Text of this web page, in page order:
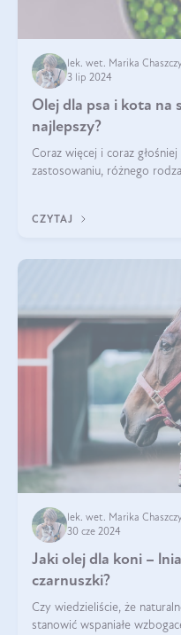
lek. wet. Marika
3 lip 2024
Olej dla psa i kota na
najlepszy?
Coraz więcej i coraz
zastosowaniu, różnego
CZYTAJ
lek. wet. Marika
30 cze 2024
Jaki olej dla koni –
czarnuszki?
Czy wiedzieliście, że
stanowić wspaniałe